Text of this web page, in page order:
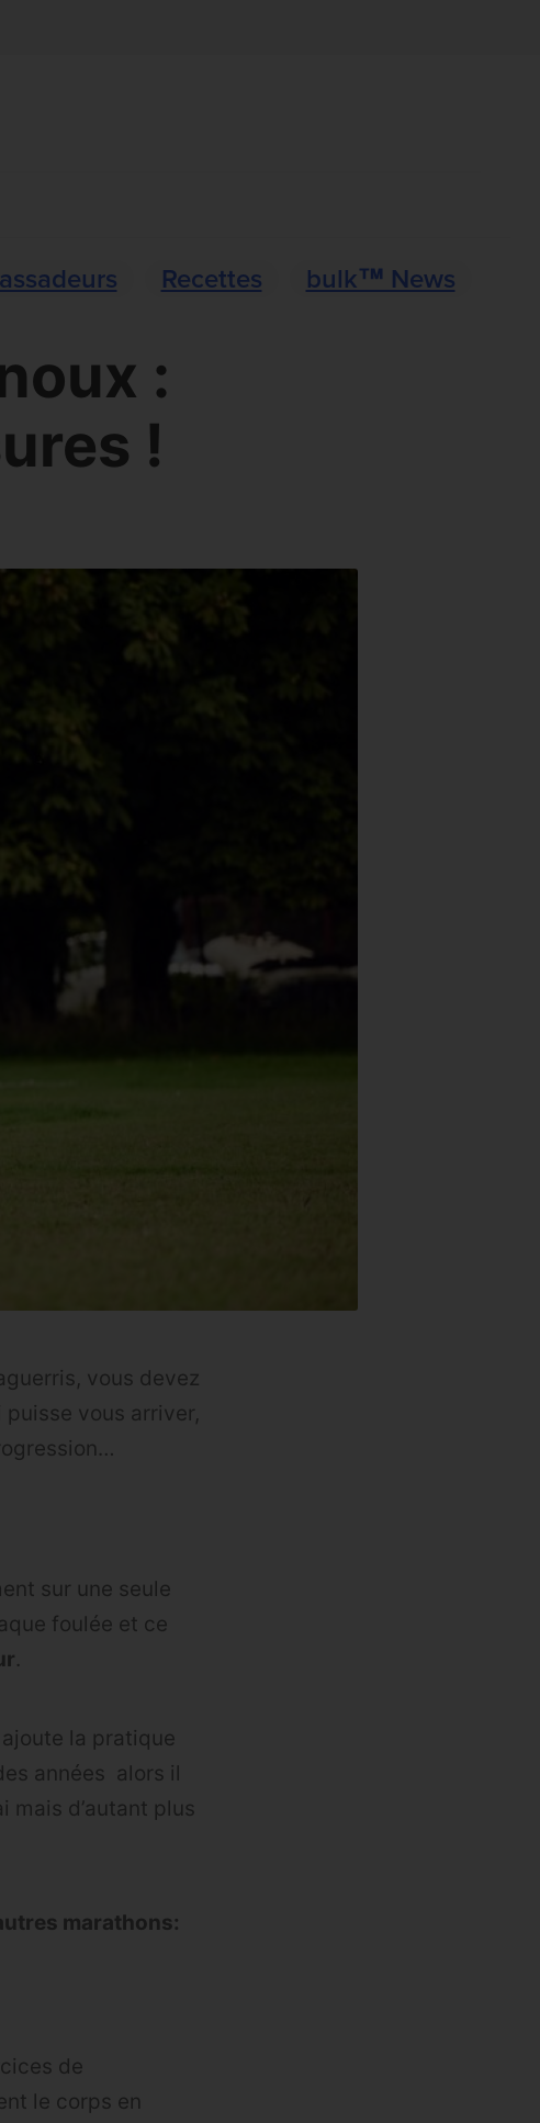
Recettes bulk™ News
:
!
vous devez
vous arriver,
sur une seule
foulée et ce
.
ajoute la pratique
années alors il
mais d’autant plus
marathons:
de
le corps en